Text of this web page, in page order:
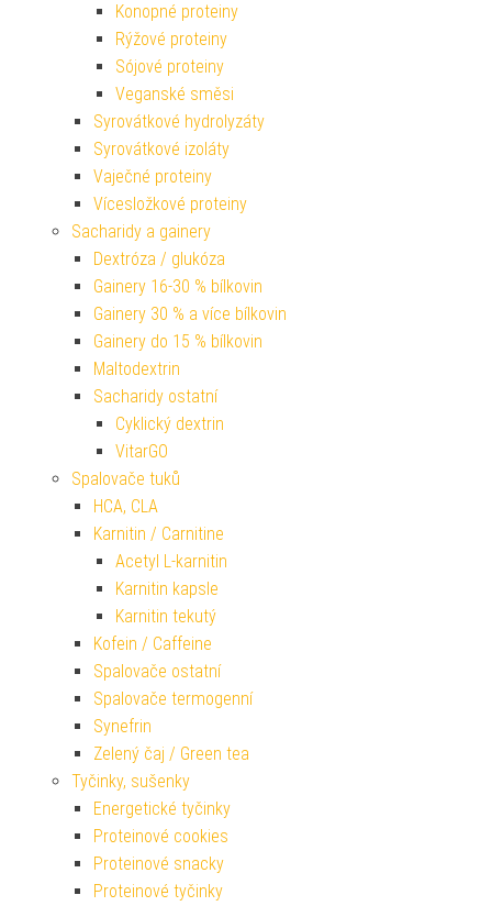
Konopné proteiny
Rýžové proteiny
Sójové proteiny
Veganské směsi
Syrovátkové hydrolyzáty
Syrovátkové izoláty
Vaječné proteiny
Vícesložkové proteiny
Sacharidy a gainery
Dextróza / glukóza
Gainery 16-30 % bílkovin
Gainery 30 % a více bílkovin
Gainery do 15 % bílkovin
Maltodextrin
Sacharidy ostatní
Cyklický dextrin
VitarGO
Spalovače tuků
HCA, CLA
Karnitin / Carnitine
Acetyl L-karnitin
Karnitin kapsle
Karnitin tekutý
Kofein / Caffeine
Spalovače ostatní
Spalovače termogenní
Synefrin
Zelený čaj / Green tea
Tyčinky, sušenky
Energetické tyčinky
Proteinové cookies
Proteinové snacky
Proteinové tyčinky